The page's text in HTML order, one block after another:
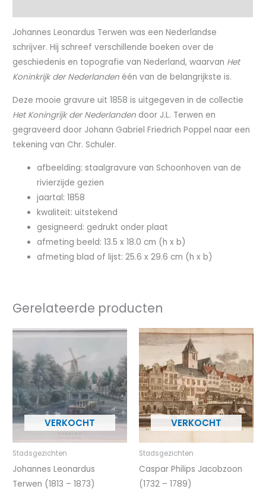
Johannes Leonardus Terwen was een Nederlandse
schrijver. Hij schreef verschillende boeken over de
geschiedenis en topografie van Nederland, waarvan Het
Koninkrijk der Nederlanden één van de belangrijkste is.
Deze mooie gravure uit 1858 is uitgegeven in de collectie
Het Koningrijk der Nederlanden door J.L. Terwen en
gegraveerd door Johann Gabriel Friedrich Poppel naar een
tekening van Chr. Schuler.
afbeelding: staalgravure van Schoonhoven van de
rivierzijde gezien
jaartal: 1858
kwaliteit: uitstekend
gesigneerd: gedrukt onder plaat
afmeting beeld: 13.5 x 18.0 cm (h x b)
afmeting blad of lijst: 25.6 x 29.6 cm (h x b)
Gerelateerde producten
Stadsgezichten
Johannes Leonardus
Terwen (1813 – 1873)
Stadsgezichten
Caspar Philips Jacobzoon
(1732 – 1789)